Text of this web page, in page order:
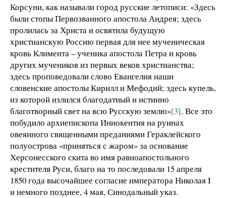
Корсуни, как называли город русские летописи: «Здесь
были стопы Первозванного апостола Андрея; здесь
пролилась за Христа и освятила будущую
христианскую Россию первая для нее мученическая
кровь Климента – ученика апостола Петра и кровь
других мучеников из первых веков христианства;
здесь проповедовали слово Евангелия наши
словенские апостолы Кирилл и Мефодий; здесь купель,
из которой излился благодатный и истинно
благотворный свет на всю Русскую землю»[3]. Все это
побудило архиепископа Иннокентия на руинах
овеянного священными преданиями Гераклейского
полуострова «приняться с жаром» за основание
Херсонесского скита во имя равноапостольного
крестителя Руси, благо на то последовали 15 апреля
1850 года высочайшее согласие императора Николая I
и немного позднее, 4 мая, Синодальный указ.